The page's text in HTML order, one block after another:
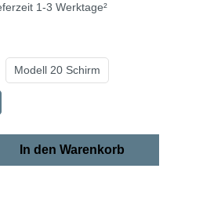
1-3 Werktage²
Modell 20 Schirm
In den Warenkorb